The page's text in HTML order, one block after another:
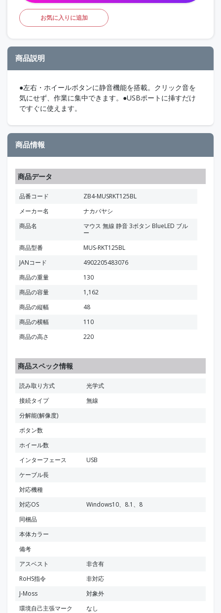
お気に入りに追加
商品説明
●左右・ホイールボタンに静音機能を搭載。クリック音を
気にせず、作業に集中できます。●USBポートに挿すだけ
ですぐに使えます。
商品情報
商品データ
品番コード
ZB4-MUSRKT125BL
メーカー名
ナカバヤシ
商品名
マウス 無線 静音 3ボタン BlueLED ブル
ー
商品型番
MUS-RKT125BL
JANコード
4902205483076
商品の重量
130
商品の容量
1,162
商品の縦幅
48
商品の横幅
110
商品の高さ
220
商品スペック情報
読み取り方式
光学式
接続タイプ
無線
分解能(解像度)
ボタン数
ホイール数
インターフェース
USB
ケーブル長
対応機種
対応OS
Windows10、8.1、8
同梱品
本体カラー
備考
アスベスト
非含有
RoHS指令
非対応
J-Moss
対象外
環境自己主張マーク
なし